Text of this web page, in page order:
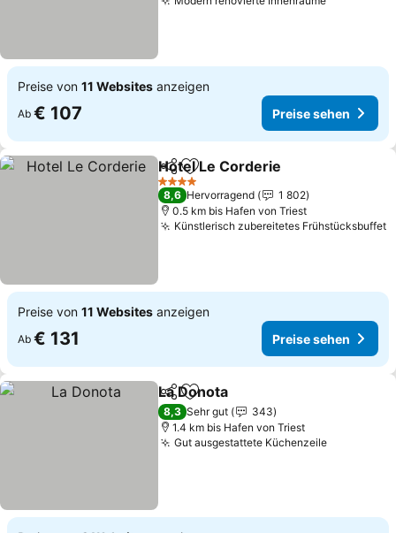
Preise von 11 Websites anzeigen
Ab € 107 Preise sehen
TeilenZu Favoriten hinzufügen
Hotel Le Corderie
4 Sterne
8,6 Hervorragend
1 802
0.5 km bis Hafen von Triest
Künstlerisch zubereitetes Frühstücksbuffet
Preise von 11 Websites anzeigen
Ab € 131 Preise sehen
TeilenZu Favoriten hinzufügen
La Donota
8,3 Sehr gut
343
1.4 km bis Hafen von Triest
Gut ausgestattete Küchenzeile